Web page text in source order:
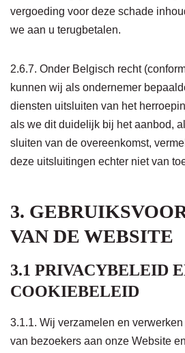
vergoeding voor deze schade
we aan u terugbetalen.
2.6.7. Onder Belgisch recht
kunnen wij als ondernemer
diensten uitsluiten van het
als we dit duidelijk bij het aanbod,
sluiten van de overeenkomst,
deze uitsluitingen echter niet van
3.
VAN DE WEBSITE
3.1 PRIVACYBELEID
COOKIEBELEID
3.1.1. Wij verzamelen en
van bezoekers aan onze Website